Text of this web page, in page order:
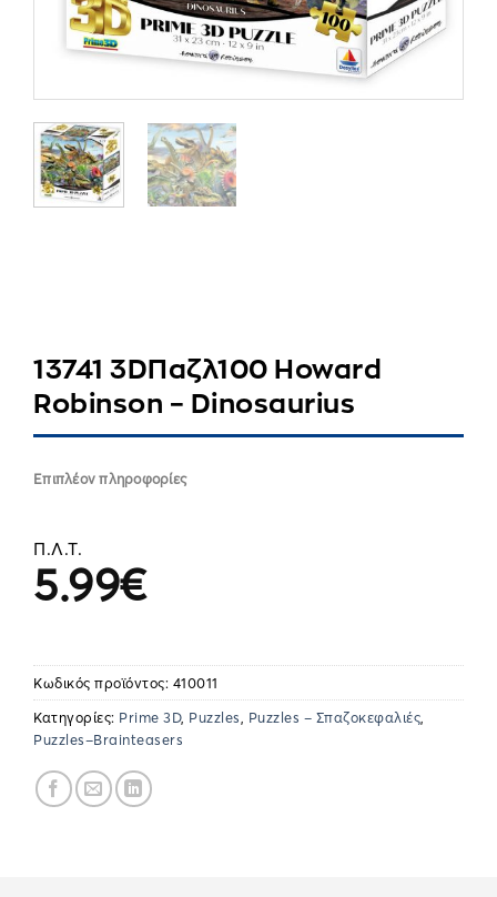
13741 3DΠαζλ100 Howard
Robinson – Dinosaurius
Επιπλέον πληροφορίες
Π.Λ.Τ.
5.99€
Κωδικός προϊόντος: 410011
Κατηγορίες: Prime 3D, Puzzles, Puzzles – Σπαζοκεφαλιές,
Puzzles–Brainteasers